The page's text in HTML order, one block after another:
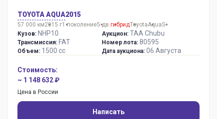
TOYOTA AQUA2015
57 000 км2015 г1 поколение5 дв.гибридToyotaAquaS
Кузов: NHP10
Трансмиссия: FAT
Объем: 1500 сс
Аукцион: TAA Chubu
Номер лота: 80595
Дата аукциона: 06 Августа
Стоимость:
~ 1 148 632 ₽
Цена в России
Написать